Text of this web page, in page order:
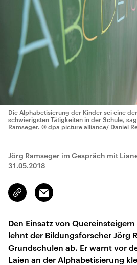
Die Alphabetisierung der Kinder sei eine der
schwierigsten Tätigkeiten in der Schule,
Ramseger. © dpa picture alliance/ Daniel
Jörg Ramseger im Gespräch mit
31.05.2018
Link
kopieren/teilen
Email
Den Einsatz von
lehnt der Bildungsforscher Jörg
Grundschulen ab. Er warnt vor
Laien an der Alphabetisierung